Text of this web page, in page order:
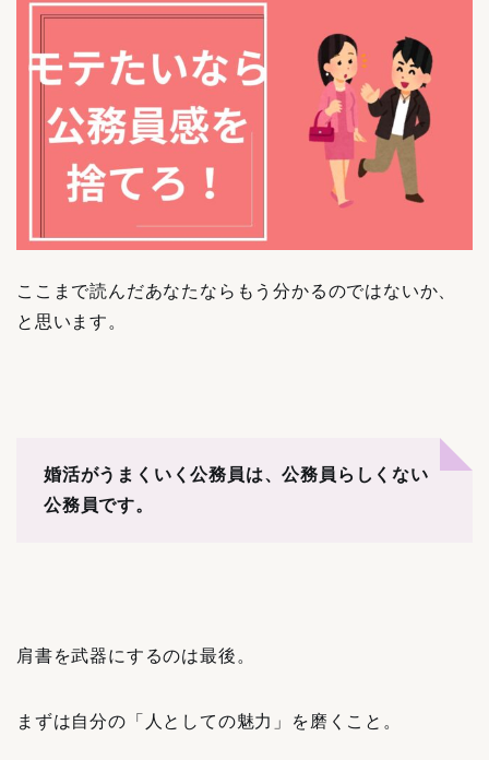
ここまで読んだあなたならもう分かるのではないか、
と思います。
婚活がうまくいく公務員は、公務員らしくない
公務員です。
肩書を武器にするのは最後。
まずは自分の「人としての魅力」を磨くこと。